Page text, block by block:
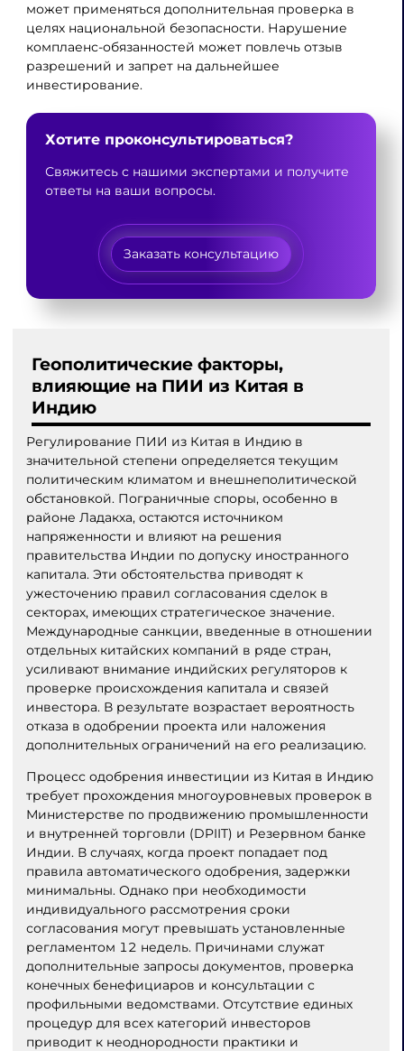
может применяться дополнительная проверка в
целях национальной безопасности. Нарушение
комплаенс-обязанностей может повлечь отзыв
разрешений и запрет на дальнейшее
инвестирование.
Хотите проконсультироваться?
Свяжитесь с нашими экспертами и получите
ответы на ваши вопросы.
Заказать консультацию
Геополитические факторы,
влияющие на ПИИ из Китая в
Индию
Регулирование ПИИ из Китая в Индию в
значительной степени определяется текущим
политическим климатом и внешнеполитической
обстановкой. Пограничные споры, особенно в
районе Ладакха, остаются источником
напряженности и влияют на решения
правительства Индии по допуску иностранного
капитала. Эти обстоятельства приводят к
ужесточению правил согласования сделок в
секторах, имеющих стратегическое значение.
Международные санкции, введенные в отношении
отдельных китайских компаний в ряде стран,
усиливают внимание индийских регуляторов к
проверке происхождения капитала и связей
инвестора. В результате возрастает вероятность
отказа в одобрении проекта или наложения
дополнительных ограничений на его реализацию.
Процесс одобрения инвестиции из Китая в Индию
требует прохождения многоуровневых проверок в
Министерстве по продвижению промышленности
и внутренней торговли (DPIIT) и Резервном банке
Индии. В случаях, когда проект попадает под
правила автоматического одобрения, задержки
минимальны. Однако при необходимости
индивидуального рассмотрения сроки
согласования могут превышать установленные
регламентом 12 недель. Причинами служат
дополнительные запросы документов, проверка
конечных бенефициаров и консультации с
профильными ведомствами. Отсутствие единых
процедур для всех категорий инвесторов
приводит к неоднородности практики и